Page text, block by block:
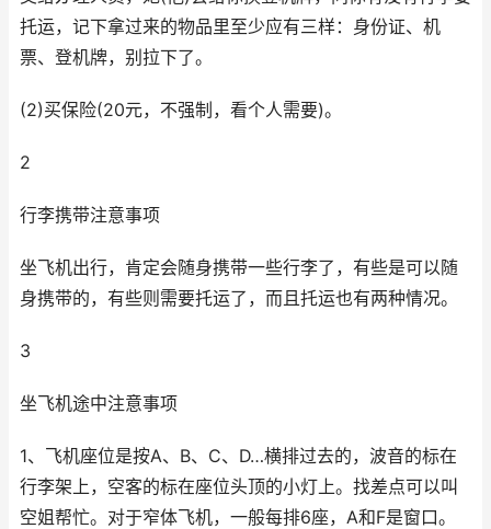
托运，记下拿过来的物品里至少应有三样：身份证、机
票、登机牌，别拉下了。
(2)买保险(20元，不强制，看个人需要)。
2
行李携带注意事项
坐飞机出行，肯定会随身携带一些行李了，有些是可以随
身携带的，有些则需要托运了，而且托运也有两种情况。
3
坐飞机途中注意事项
1、飞机座位是按A、B、C、D…横排过去的，波音的标在
行李架上，空客的标在座位头顶的小灯上。找差点可以叫
空姐帮忙。对于窄体飞机，一般每排6座，A和F是窗口。